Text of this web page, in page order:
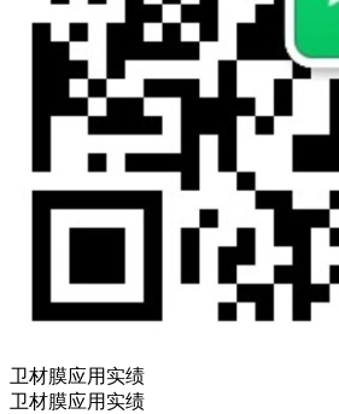
卫材膜应用实绩
卫材膜应用实绩